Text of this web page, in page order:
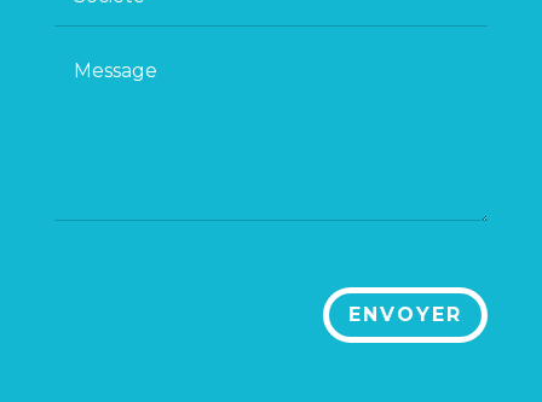
ENVOYER